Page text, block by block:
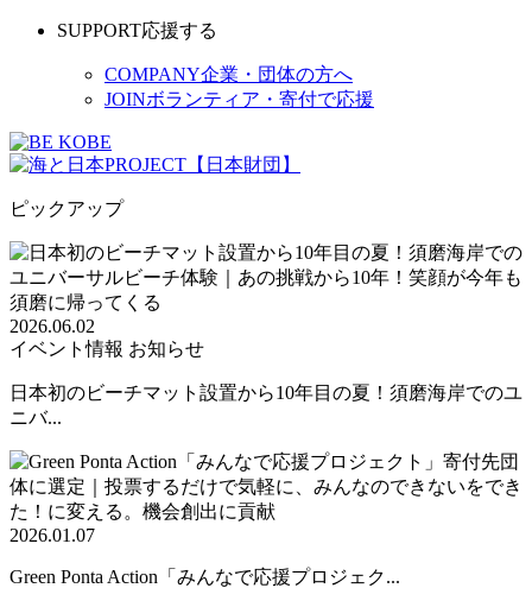
SUPPORT応援する
COMPANY企業・団体の方へ
JOINボランティア・寄付で応援
ピックアップ
2026.06.02
イベント情報 お知らせ
日本初のビーチマット設置から10年目の夏！須磨海岸でのユ
ニバ...
2026.01.07
Green Ponta Action「みんなで応援プロジェク...